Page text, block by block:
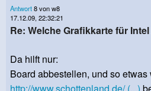
Antwort8 von w8
17.12.09, 22:32:21
Re: Welche Grafikkarte für
Da hilft nur:
Board abbestellen, und so etwas